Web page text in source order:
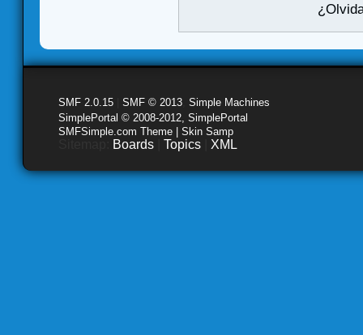
SMF 2.0.15 SMF © 2013 Simple Machines
SimplePortal © 2008-2012, SimplePortal
SMFSimple.com Theme | Skin Samp
Boards Topics XML